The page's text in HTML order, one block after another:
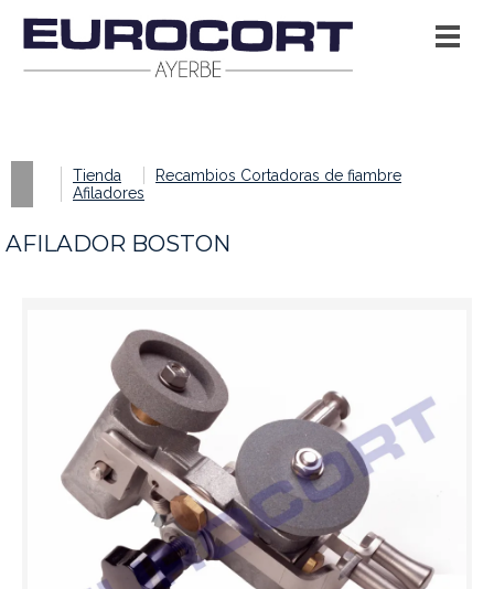
Tienda
Recambios Cortadoras de fiambre
Afiladores
AFILADOR BOSTON